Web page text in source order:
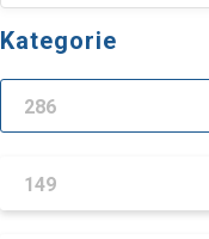
Kategorie
286
149